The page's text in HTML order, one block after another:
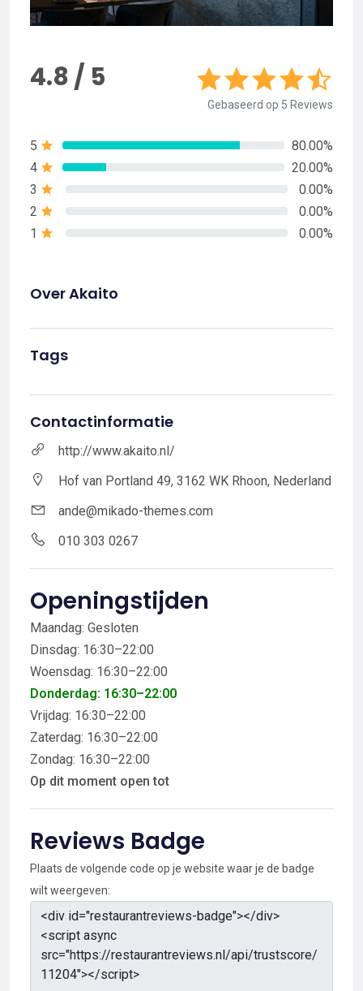
4.8 / 5
Gebaseerd op 5 Reviews
5
80.00%
4
20.00%
3
0.00%
2
0.00%
1
0.00%
Over Akaito
Tags
Contactinformatie
http://www.akaito.nl/
Hof van Portland 49, 3162 WK Rhoon, Nederland
ande@mikado-themes.com
010 303 0267
Openingstijden
Maandag: Gesloten
Dinsdag: 16:30–22:00
Woensdag: 16:30–22:00
Donderdag: 16:30–22:00
Vrijdag: 16:30–22:00
Zaterdag: 16:30–22:00
Zondag: 16:30–22:00
Op dit moment open tot
Reviews Badge
Plaats de volgende code op je website waar je de badge
wilt weergeven: